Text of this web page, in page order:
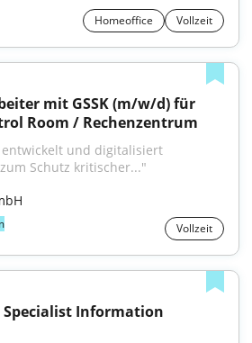
Homeoffice Vollzeit
mit GSSK (m/w/d) für
Room / Rechenzentrum
entwickelt und digitalisiert
Schutz kritischer..."
Vollzeit